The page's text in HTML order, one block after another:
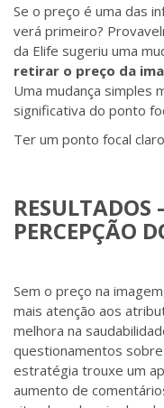
Se o preço é uma das
verá primeiro?
da Elife sugeriu uma
retirar o preço da
Uma mudança simples
significativa do ponto
Ter um ponto focal
PERCEPÇÃO
Sem o preço na
mais atenção aos
melhora na
questionamentos
estratégia trouxe um
aumento de